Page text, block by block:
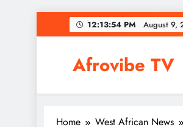
to
12:13:55 PM August 9,
Afrovibe TV
Home
West African News